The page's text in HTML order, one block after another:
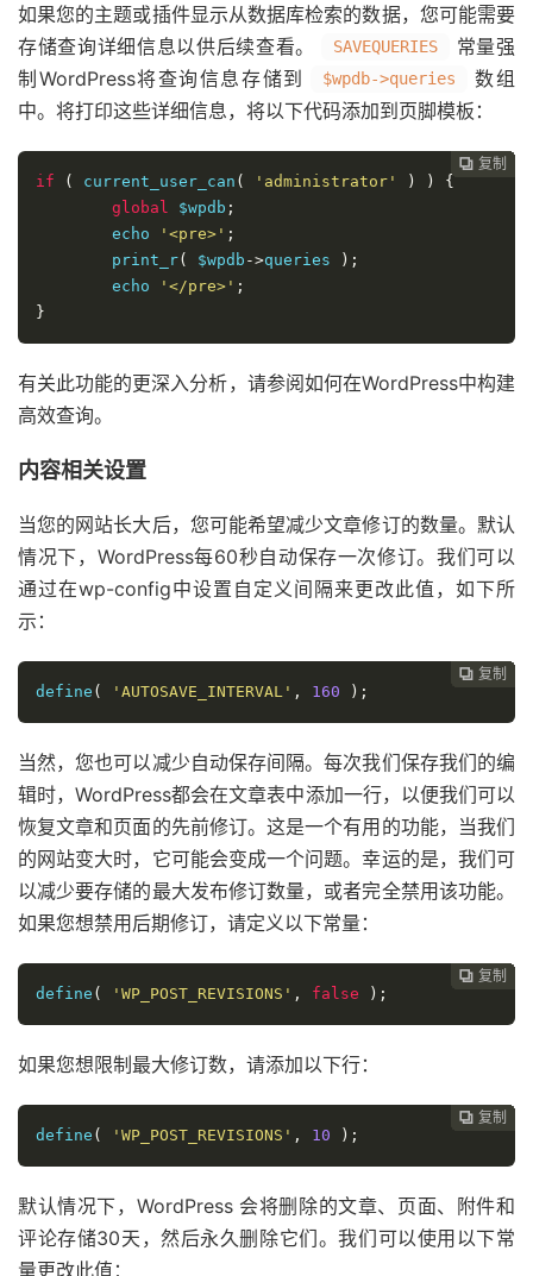
如果您的主题或插件显示从数据库检索的数据，您可能需要
存储查询详细信息以供后续查看。
SAVEQUERIES
常量强
制WordPress将查询信息存储到
$wpdb->queries
数组
中。将打印这些详细信息，将以下代码添加到页脚模板：
 复制
 复制
 复制
 复制
 复制
 复制
 复制
 复制
 复制
 复制
 复制
 复制
 复制
 复制
 复制
 复制
 复制
if
( current_user_can ( 'administrator' ) )
{
global
$wpdb ;
        echo
'<pre>' ;
        print_r
( $wpdb ->queries
);
        echo
'</pre>' ;
}
有关此功能的更深入分析，请参阅如何在WordPress中构建
高效查询。
内容相关设置
当您的网站长大后，您可能希望减少文章修订的数量。默认
情况下，WordPress每60秒自动保存一次修订。我们可以
通过在wp-config中设置自定义间隔来更改此值，如下所
示：
 复制
 复制
 复制
 复制
 复制
 复制
 复制
 复制
 复制
 复制
 复制
 复制
 复制
 复制
 复制
 复制
define ( 'AUTOSAVE_INTERVAL' , 160 );
当然，您也可以减少自动保存间隔。每次我们保存我们的编
辑时，WordPress都会在文章表中添加一行，以便我们可以
恢复文章和页面的先前修订。这是一个有用的功能，当我们
的网站变大时，它可能会变成一个问题。幸运的是，我们可
以减少要存储的最大发布修订数量，或者完全禁用该功能。
如果您想禁用后期修订，请定义以下常量：
 复制
 复制
 复制
 复制
 复制
 复制
 复制
 复制
 复制
 复制
 复制
 复制
 复制
 复制
 复制
define ( 'WP_POST_REVISIONS' , false );
如果您想限制最大修订数，请添加以下行：
 复制
 复制
 复制
 复制
 复制
 复制
 复制
 复制
 复制
 复制
 复制
 复制
 复制
 复制
define ( 'WP_POST_REVISIONS' , 10 );
默认情况下，WordPress 会将删除的文章、页面、附件和
评论存储30天，然后永久删除它们。我们可以使用以下常
量更改此值：